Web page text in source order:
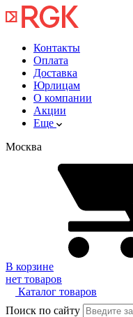
Контакты
Оплата
Доставка
Юрлицам
О компании
Акции
Еще
Москва
В корзине
нет товаров
Каталог товаров
Поиск по сайту